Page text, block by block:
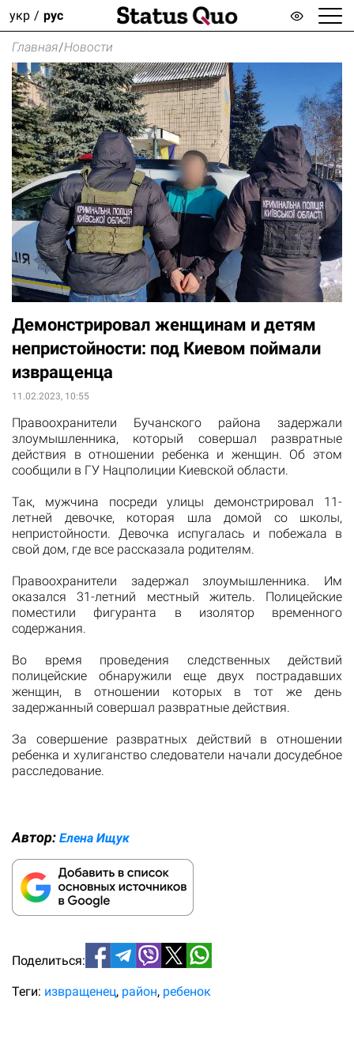
укр рус
Главная/Новости
Демонстрировал женщинам и детям
непристойности: под Киевом поймали
извращенца
11.02.2023, 10:55
Правоохранители Бучанского района задержали
злоумышленника, который совершал развратные
действия в отношении ребенка и женщин. Об этом
сообщили в ГУ Нацполиции Киевской области.
Так, мужчина посреди улицы демонстрировал 11-
летней девочке, которая шла домой со школы,
непристойности. Девочка испугалась и побежала в
свой дом, где все рассказала родителям.
Правоохранители задержал злоумышленника. Им
оказался 31-летний местный житель. Полицейские
поместили фигуранта в изолятор временного
содержания.
Во время проведения следственных действий
полицейские обнаружили еще двух пострадавших
женщин, в отношении которых в тот же день
задержанный совершал развратные действия.
За совершение развратных действий в отношении
ребенка и хулиганство следователи начали досудебное
расследование.
Автор: Елена Ищук
Поделиться:
Теги: извращенец район ребенок